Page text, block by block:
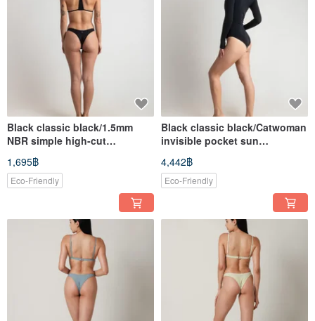
Black classic black/1.5mm
NBR simple high-cut
pants/Bottom
1,695฿
Eco-Friendly
Black classic black/Catwoman
invisible pocket sun
protection jumpsuit (micro hip
version)
4,442฿
Eco-Friendly